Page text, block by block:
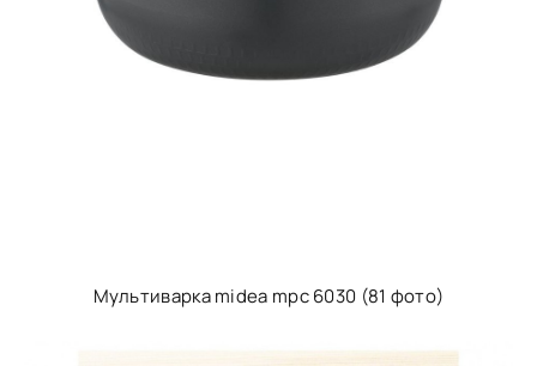
Мультиварка midea mpc 6030 (81 фото)